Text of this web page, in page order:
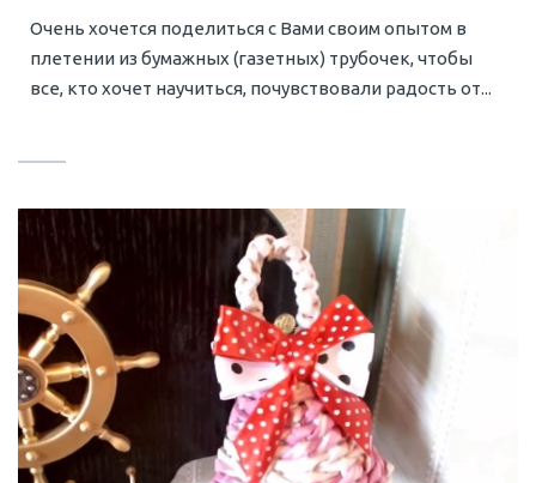
Очень хочется поделиться с Вами своим опытом в
плетении из бумажных (газетных) трубочек, чтобы
все, кто хочет научиться, почувствовали радость от...